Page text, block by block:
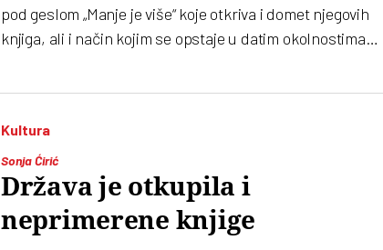
pod geslom „Manje je više“ koje otkriva i domet njegovih
knjiga, ali i način kojim se opstaje u datim okolnostima
Kultura
Sonja Ćirić
Država je otkupila i
neprimerene knjige